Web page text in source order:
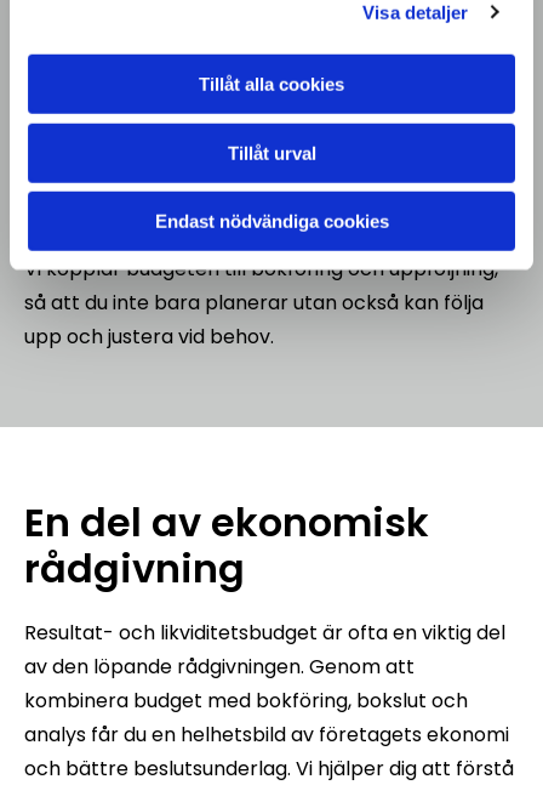
Visa detaljer
Tillåt alla cookies
Tillåt urval
Endast nödvändiga cookies
WinRex Konsult AButgår vi alltid från ditt
företags förutsättningar, mål och bransch.
Budgetarbetet sker i nära dialog med dig och
anpassas efter hur din verksamhet fungerar i
Vi kopplar budgeten till bokföring och uppföljning,
så att du inte bara planerar utan också kan följa
upp och justera vid behov.
En del av ekonomisk
rådgivning
Resultat- och likviditetsbudget är ofta en viktig del
av den löpande rådgivningen. Genom att
kombinera budget med bokföring, bokslut och
analys får du en helhetsbild av företagets ekonomi
och bättre beslutsunderlag. Vi hjälper dig att förstå